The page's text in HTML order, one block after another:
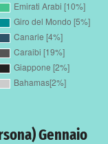
Gennaio